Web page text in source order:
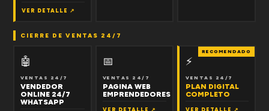
VER DETALLE ↗
CIERRE DE VENTAS 24/7
🤖
VENTAS 24/7
VENDEDOR
ONLINE 24/7
WHATSAPP
📅
VENTAS 24/7
PAGINA WEB
EMPRENDEDORES
VER DETALLE ↗
RECOMENDADO
⚡
VENTAS 24/7
PLAN DIGITAL
COMPLETO
VER DETALLE ↗